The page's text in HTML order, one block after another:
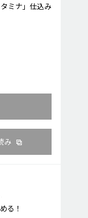
ミナ」仕込み
み
る！